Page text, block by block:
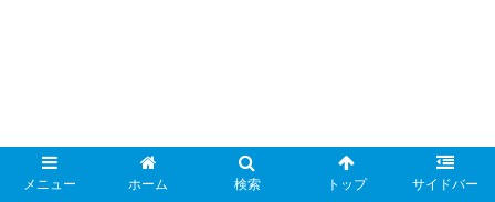
メニュー ホーム 検索 トップ サイドバー